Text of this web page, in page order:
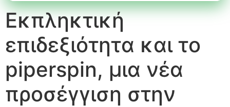
Εκπληκτική
επιδεξιότητα και το
piperspin, μια νέα
προσέγγιση στην